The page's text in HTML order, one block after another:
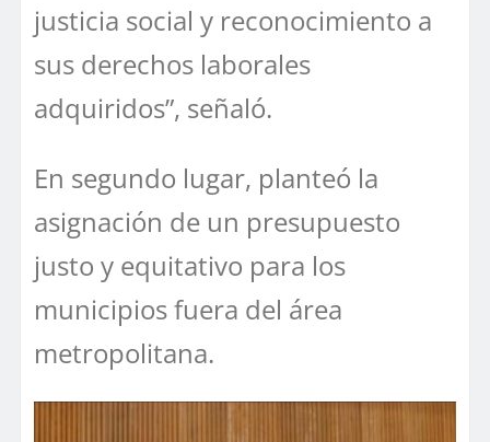
justicia social y reconocimiento a
sus derechos laborales
adquiridos”, señaló.
En segundo lugar, planteó la
asignación de un presupuesto
justo y equitativo para los
municipios fuera del área
metropolitana.